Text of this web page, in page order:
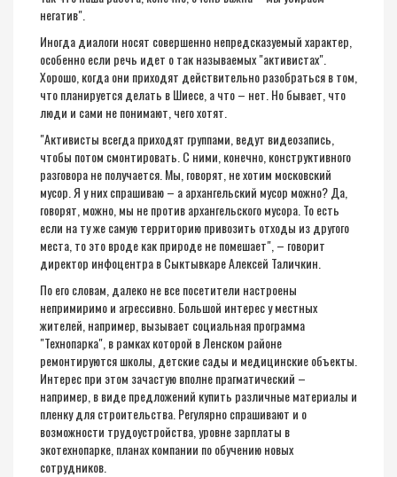
негатив".
Иногда диалоги носят совершенно непредсказуемый характер,
особенно если речь идет о так называемых "активистах".
Хорошо, когда они приходят действительно разобраться в том,
что планируется делать в Шиесе, а что – нет. Но бывает, что
люди и сами не понимают, чего хотят.
"Активисты всегда приходят группами, ведут видеозапись,
чтобы потом смонтировать. С ними, конечно, конструктивного
разговора не получается. Мы, говорят, не хотим московский
мусор. Я у них спрашиваю – а архангельский мусор можно? Да,
говорят, можно, мы не против архангельского мусора. То есть
если на ту же самую территорию привозить отходы из другого
места, то это вроде как природе не помешает", – говорит
директор инфоцентра в Сыктывкаре Алексей Таличкин.
По его словам, далеко не все посетители настроены
непримиримо и агрессивно. Большой интерес у местных
жителей, например, вызывает социальная программа
"Технопарка", в рамках которой в Ленском районе
ремонтируются школы, детские сады и медицинские объекты.
Интерес при этом зачастую вполне прагматический –
например, в виде предложений купить различные материалы и
пленку для строительства. Регулярно спрашивают и о
возможности трудоустройства, уровне зарплаты в
экотехнопарке, планах компании по обучению новых
сотрудников.